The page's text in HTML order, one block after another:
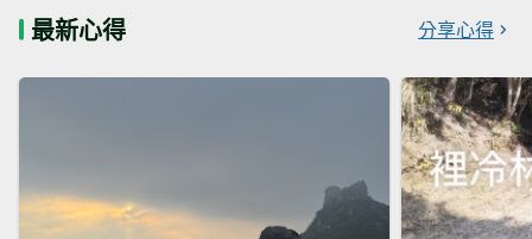
最新心得 分享心得